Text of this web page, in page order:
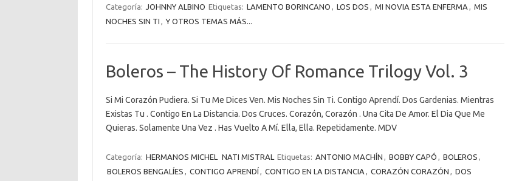
Categoría: JOHNNY ALBINO Etiquetas: LAMENTO BORINCANO , LOS DOS , MI NOVIA ESTA ENFERMA , MIS
NOCHES SIN TI , Y OTROS TEMAS MÁS...
Boleros – The History Of Romance Trilogy Vol. 3
Si Mi Corazón Pudiera. Si Tu Me Dices Ven. Mis Noches Sin Ti. Contigo Aprendí. Dos Gardenias. Mientras
Existas Tu . Contigo En La Distancia. Dos Cruces. Corazón, Corazón . Una Cita De Amor. El Dia Que Me
Quieras. Solamente Una Vez . Has Vuelto A Mí. Ella, Ella. Repetidamente. MDV
Categoría: HERMANOS MICHEL NATI MISTRAL Etiquetas: ANTONIO MACHÍN , BOBBY CAPÓ , BOLEROS ,
BOLEROS BENGALÍES , CONTIGO APRENDÍ , CONTIGO EN LA DISTANCIA , CORAZÓN CORAZÓN , DOS